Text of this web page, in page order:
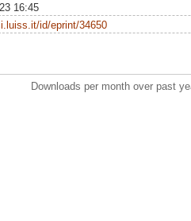
16:45
id/eprint/34650
Downloads per month over past